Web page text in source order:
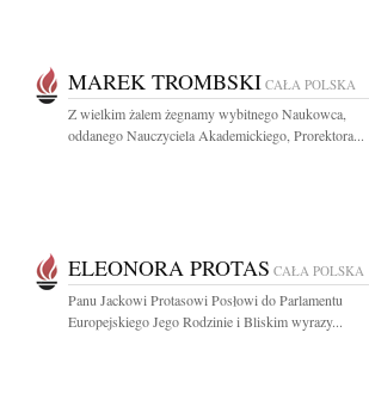
MAREK TROMBSKI CAŁA POLSKA
Z wielkim żalem żegnamy wybitnego Naukowca,
oddanego Nauczyciela Akademickiego, Prorektora...
ELEONORA PROTAS CAŁA POLSKA
Panu Jackowi Protasowi Posłowi do Parlamentu
Europejskiego Jego Rodzinie i Bliskim wyrazy...